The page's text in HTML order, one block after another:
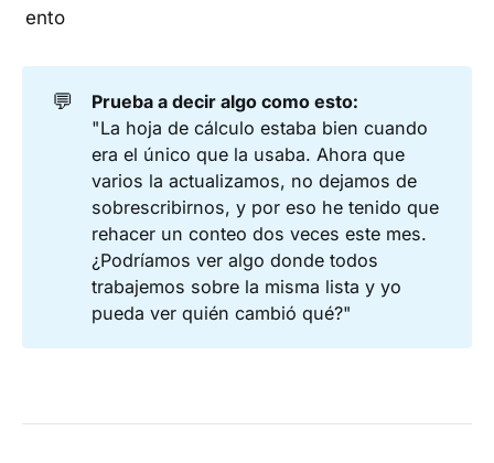
ento
💬
Prueba a decir algo como esto:
"La hoja de cálculo estaba bien cuando
era el único que la usaba. Ahora que
varios la actualizamos, no dejamos de
sobrescribirnos, y por eso he tenido que
rehacer un conteo dos veces este mes.
¿Podríamos ver algo donde todos
trabajemos sobre la misma lista y yo
pueda ver quién cambió qué?"